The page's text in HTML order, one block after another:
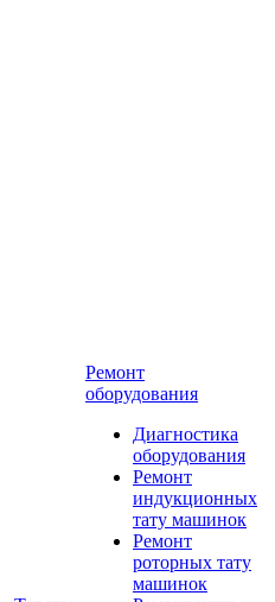
Ремонт
оборудования
Диагностика
оборудования
Ремонт
индукционных
тату машинок
Ремонт
роторных тату
машинок